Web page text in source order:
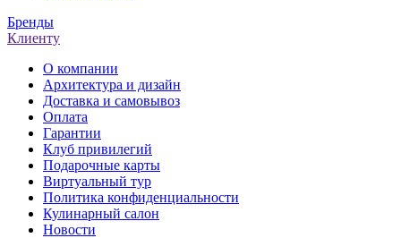
Бренды
Клиенту
О компании
Архитектура и дизайн
Доставка и самовывоз
Оплата
Гарантии
Клуб привилегий
Подарочные карты
Виртуальный тур
Политика конфиденциальности
Кулинарный салон
Новости